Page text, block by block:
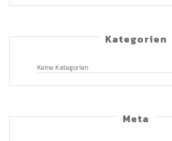
Kategorien
Keine Kategorien
Meta